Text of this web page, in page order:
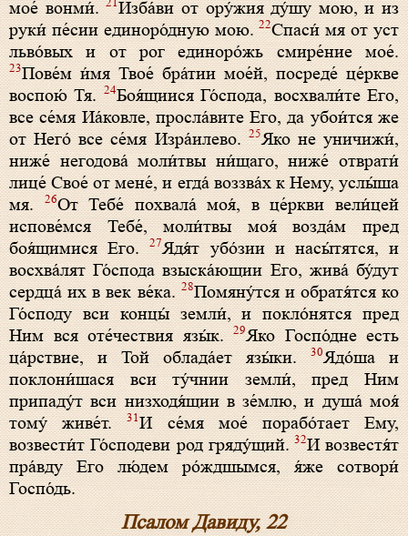
мое́ вонми́.21Изба́ви от ору́жия ду́шу мою, и из
руки́ пе́сии единоро́дную мою.22Спаси́ мя от уст
льво́вых и от рог единоро́жь смире́ние мое́.
23Пове́м и́мя Твое́ бра́тии мое́й, посреде́ це́ркве
воспою́ Тя. 24Боя́щиися Го́спода, восхвали́те Его,
все се́мя Иа́ковле, просла́вите Его, да убои́тся же
от Него́ все се́мя Изра́илево.25Яко не уничижи́,
ниже́ негодова́ моли́твы ни́щаго, ниже́ отврати́
лице́ Свое́ от мене́, и егда́ воззва́х к Нему, услы́ша
мя.26От Тебе́ похвала́ моя́, в це́ркви вели́цей
испове́мся Тебе́, моли́твы моя́ возда́м пред
боя́щимися Его.27Ядя́т убо́зии и насы́тятся, и
восхва́лят Го́спода взыска́ющии Его, жива́ бу́дут
сердца́ их в век ве́ка. 28Помяну́тся и обратя́тся ко
Го́споду вси концы́ земли́, и покло́нятся пред
Ним вся оте́чествия язы́к.29Яко Госпо́дне есть
ца́рствие, и Той облада́ет язы́ки.30Ядо́ша и
поклони́шася вси ту́чнии земли́, пред Ним
припаду́т вси низходя́щии в зе́млю, и душа́ моя́
тому́ живе́т.31И се́мя мое́ порабо́тает Ему,
возвести́т Го́сподеви род гряду́щий.32И возвестя́т
пра́вду Его лю́дем ро́ждшымся, я́же сотвори́
Госпо́дь.
Псалом Давиду, 22